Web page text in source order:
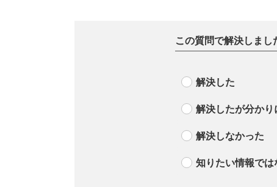
この質問で解決しまし
解決した
解決したが分かり
解決しなかった
知りたい情報では